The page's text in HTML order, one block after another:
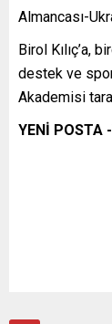
Almancası-
Birol Kılıç’a,
destek ve
Akademisi
YENİ POSTA